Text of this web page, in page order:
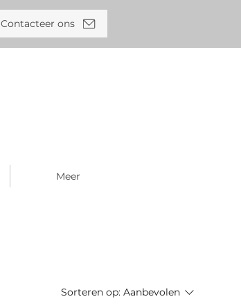
Contacteer ons
Meer
Sorteren op: Aanbevolen